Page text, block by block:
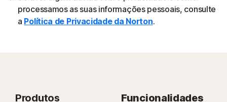
processamos as suas informações pessoais, consulte
a Política de Privacidade da Norton.
Produtos
Funcionalidades